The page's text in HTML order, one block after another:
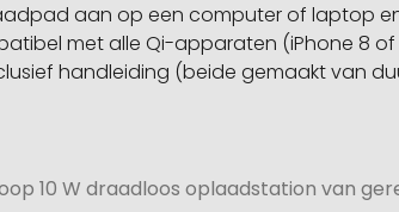
aan op een computer of laptop
met alle Qi-apparaten (iPhone 8
handleiding (beide gemaakt van
10 W draadloos oplaadstation van